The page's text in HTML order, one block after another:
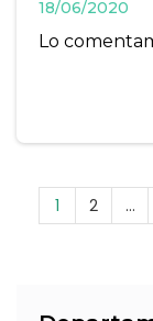
18/06/2020
Lo
1 2 …